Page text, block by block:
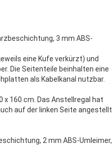
3 mm ABS-
eine Kufe verkürzt) und
Die Seitenteile beinhalten eine
als Kabelkanal nutzbar.
160 cm. Das Anstellregal hat
auf der linken Seite angestellt
2 mm ABS-Umleimer,